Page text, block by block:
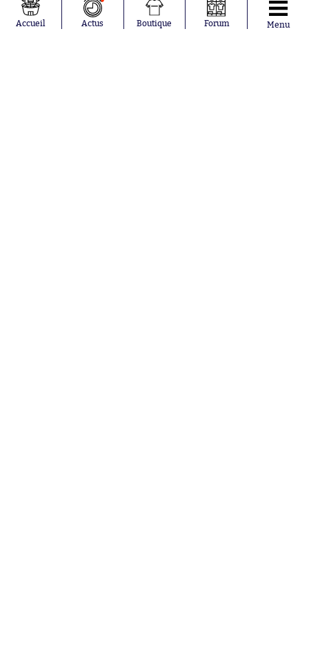
Kilian Corredor
Franco
Olympique
lyonnais
Accueil Actus Boutique Forum Menu